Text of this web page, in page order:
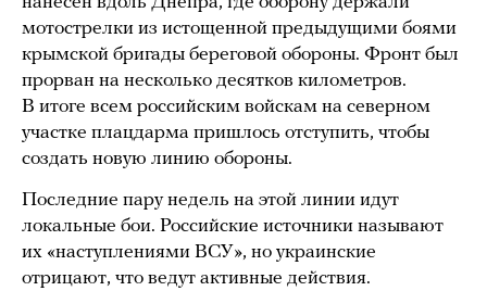
мотострелки из истощенной предыдущими боями
крымской бригады береговой обороны. Фронт был
прорван на несколько десятков километров.
В итоге всем российским войскам на северном
участке плацдарма пришлось отступить, чтобы
создать новую линию обороны.
Последние пару недель на этой линии идут
локальные бои. Российские источники называют
их «наступлениями ВСУ», но украинские
отрицают, что ведут активные действия.